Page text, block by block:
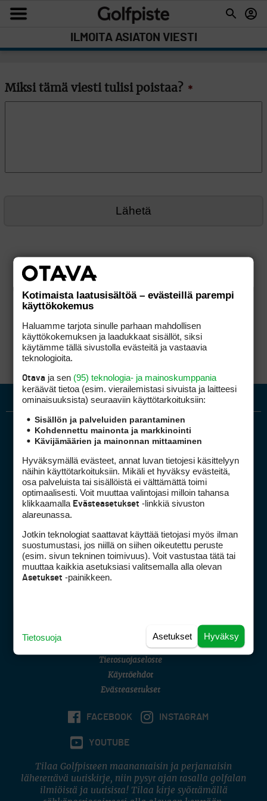
ILMOITA ASIATON VIESTI
Miksi tämä viesti tulisi poistaa? *
Golfpiste mediakortti
Golfpisteen yhteystiedot
DSA avoimuusraportti
Asiakaspalvelu
(digi) digi@otavamedia.fi
Tietosuojaseloste
Käyttöehdot
Evästeasetukset
FACEBOOK INSTAGRAM
YOUTUBE
Tilaa Golfpisteen maanantaisin ja perjantaisin
lähetettävä uutiskirje, niin pysyt ajan tasalla golfalan
ilmiöistä ja uutisista! Tilaa kirje syöttämällä
Kotimaista laatusisältöä – evästeillä parempi
käyttökokemus
Haluamme tarjota sinulle parhaan mahdollisen
käyttökokemuksen ja laadukkaat sisällöt, siksi
käytämme tällä sivustolla evästeitä ja vastaavia
teknologioita.
Otava ja sen (95) teknologia- ja mainoskumppania
keräävät tietoa (esim. vierailemis­tasi sivuista ja laitteesi
ominaisuuk­sista) seuraaviin käyttötarkoituksiin:
Sisällön ja palveluiden parantaminen
Kohdennettu mainonta ja markkinointi
Kävijämäärien ja mainonnan mittaaminen
Hyväksymällä evästeet, annat luvan tietojesi käsittelyyn
näihin käyttötarkoituksiin. Mikäli et hyväksy evästeitä,
osa palveluista tai sisällöistä ei välttämättä toimi
optimaalisesti. Voit muuttaa valintojasi milloin tahansa
klikkaamalla Evästeasetukset -linkkiä sivuston
alareunassa.
Jotkin teknologiat saattavat käyttää tietojasi myös ilman
suostumustasi, jos niillä on siihen oikeutettu peruste
(esim. sivun tekninen toimivuus). Voit vastustaa tätä tai
muuttaa kaikkia asetuksiasi valitsemalla alla olevan
Asetukset -painikkeen.
Hyväksy
Asetukset
Tietosuoja